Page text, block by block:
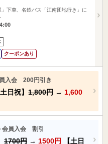
下車、名鉄バス「江南団地行き」に
クーポンあり
入会 200円引き
日祝】 1,800円 → 1,600
会員入会 割引
1700円 → 1500円
【土日